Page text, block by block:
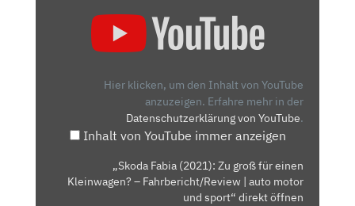
LEINWAGEN? –
AHRBERICHT/REVIEW |
Hier klicken, um den Inhalt von YouTube
anzuzeigen. Erfahre mehr in der
Datenschutzerklärung von YouTube.
Inhalt von YouTube immer anzeigen
„Skoda Fabia (2021): Zu groß für einen
Kleinwagen? – Fahrbericht/Review | auto motor
und sport“ direkt öffnen